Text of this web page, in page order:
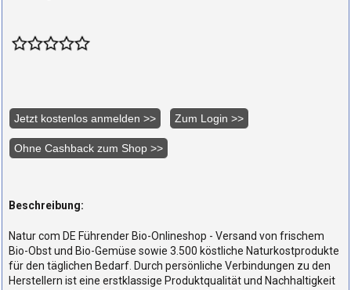
Beschreibung:
Natur com DE Führender Bio-Onlineshop - Versand von frischem
Bio-Obst und Bio-Gemüse sowie 3.500 köstliche Naturkostprodukte
für den täglichen Bedarf. Durch persönliche Verbindungen zu den
Herstellern ist eine erstklassige Produktqualität und Nachhaltigkeit